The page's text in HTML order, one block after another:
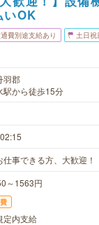
いOK
費別途支給あり 土日祝
羽郡
駅から徒歩15分
仕事できる方、大歓迎！
～1563円
定内支給